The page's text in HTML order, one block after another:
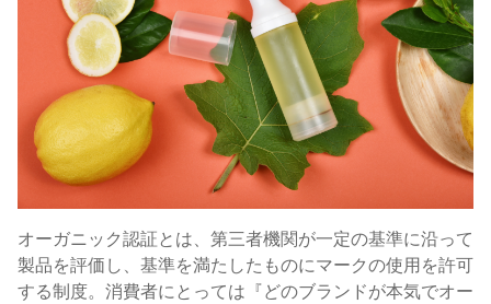
オーガニック認証とは、第三者機関が一定の基準に沿って
製品を評価し、基準を満たしたものにマークの使用を許可
する制度。消費者にとっては『どのブランドが本気でオー